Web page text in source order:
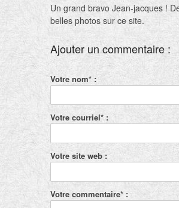
Un grand bravo Jean-jacques !
belles photos sur ce site.
Ajouter un commentaire :
Votre nom* :
Votre courriel* :
Votre site web :
Votre commentaire* :